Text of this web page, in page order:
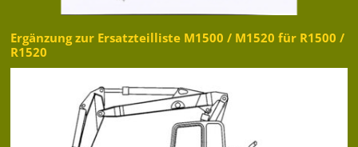
Ergänzung zur Ersatzteilliste M1500 / M1520 für R1500 /
R1520